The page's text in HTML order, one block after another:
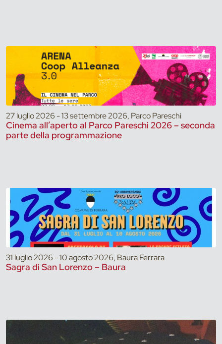
27 luglio 2026 - 13 settembre 2026, Parco Pareschi
Cinema all’aperto al Parco Pareschi 2026 – seconda
parte della programmazione
31 luglio 2026 - 10 agosto 2026, Baura Ferrara
Sagra di San Lorenzo – Baura